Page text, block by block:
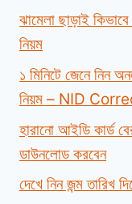
ঝামেলা ছাড়াই
নিয়ম
১ মিনিটে জেনে নিন
নিয়ম – NID
হারানো আইডি কার্ড
ডাউনলোড করবেন
দেখে নিন জন্ম তারিখ